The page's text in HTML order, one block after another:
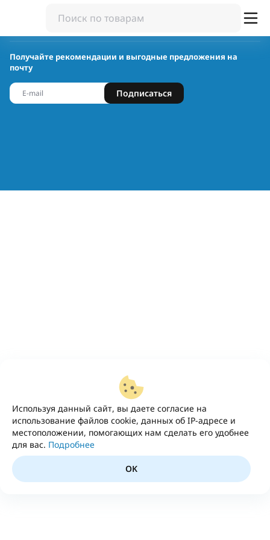
Используя данный сайт, вы даете согласие на
использование файлов cookie, данных об IP-адресе и
местоположении, помогающих нам сделать его удобнее
для вас. Подробнее
OK
Получайте рекомендации и выгодные предложения на
почту
Подписаться